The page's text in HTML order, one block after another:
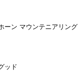
ーン マウンテニアリング
ッド